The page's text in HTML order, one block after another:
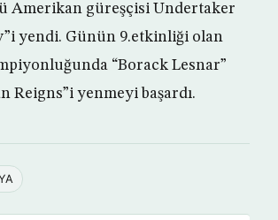
Amerikan güreşçisi Undertaker
yendi. Günün 9.etkinliği olan
“Borack Lesnar”
Reigns”i yenmeyi başardı.